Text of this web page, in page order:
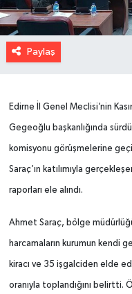
Paylaş
Edirne İl Genel Meclisi’nin
Gegeoğlu başkanlığında
komisyonu görüşmelerine
Saraç’ın katılımıyla
raporları ele alındı.
Ahmet Saraç, bölge
harcamaların kurumun kendi
kiracı ve 35 işgalciden elde
oranıyla toplandığını belirtti.